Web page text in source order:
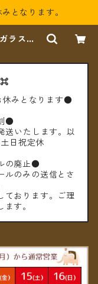
となります。
ラス球
⌘
休みとなります●
●
送いたします。以
日祝定休
の廃止●
ルのみの送信とさ
ております。ご理
す。